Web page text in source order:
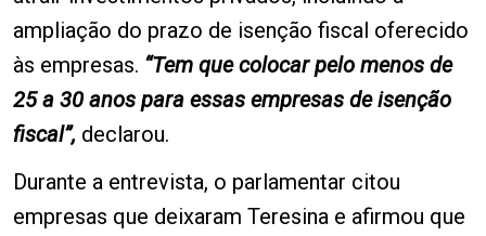
ampliação do prazo de isenção fiscal oferecido
às empresas. “Tem que colocar pelo menos de
25 a 30 anos para essas empresas de isenção
fiscal”, declarou.
Durante a entrevista, o parlamentar citou
empresas que deixaram Teresina e afirmou que